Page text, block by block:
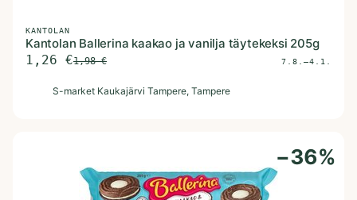
KANTOLAN
Kantolan Ballerina kaakao ja vanilja täytekeksi 205g
1,26 €1,98€ 7.8.–4.1.
S-market Kaukajärvi Tampere, Tampere
−36%